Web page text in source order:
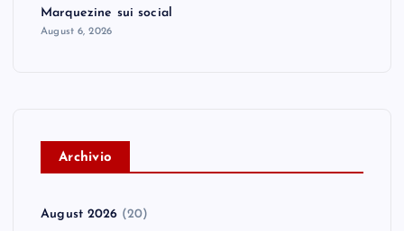
Marquezine sui social
August 6, 2026
Archivio
August 2026 (20)